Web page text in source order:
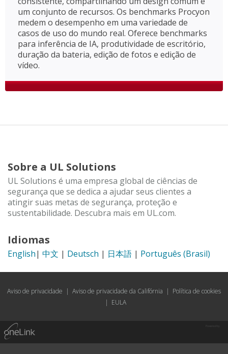
um conjunto de recursos. Os benchmarks Procyon
medem o desempenho em uma variedade de
casos de uso do mundo real. Oferece benchmarks
para inferência de IA, produtividade de escritório,
duração da bateria, edição de fotos e edição de
vídeo.
Sobre a UL Solutions
UL Solutions é uma empresa global de ciências de
segurança que se dedica a ajudar seus clientes a
atingir suas metas de segurança, proteção e
sustentabilidade. Descubra mais em UL.com.
Idiomas
English| 中文 | Deutsch | 日本語 | Português (Brasil)
Aviso de privacidade | Aviso de privacidade da Califórnia | Política de cookies
| EULA